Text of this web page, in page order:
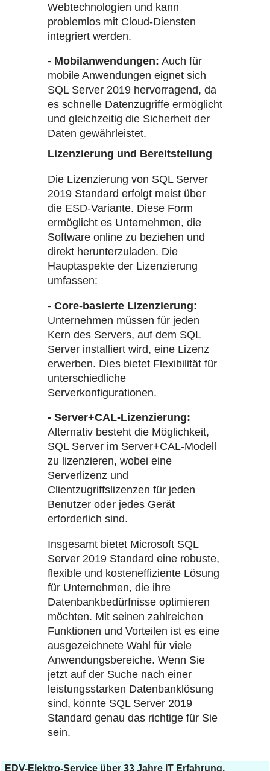
Webtechnologien und kann
problemlos mit Cloud-Diensten
integriert werden.
- Mobilanwendungen: Auch für
mobile Anwendungen eignet sich
SQL Server 2019 hervorragend, da
es schnelle Datenzugriffe ermöglicht
und gleichzeitig die Sicherheit der
Daten gewährleistet.
Lizenzierung und Bereitstellung
Die Lizenzierung von SQL Server
2019 Standard erfolgt meist über
die ESD-Variante. Diese Form
ermöglicht es Unternehmen, die
Software online zu beziehen und
direkt herunterzuladen. Die
Hauptaspekte der Lizenzierung
umfassen:
- Core-basierte Lizenzierung:
Unternehmen müssen für jeden
Kern des Servers, auf dem SQL
Server installiert wird, eine Lizenz
erwerben. Dies bietet Flexibilität für
unterschiedliche
Serverkonfigurationen.
- Server+CAL-Lizenzierung:
Alternativ besteht die Möglichkeit,
SQL Server im Server+CAL-Modell
zu lizenzieren, wobei eine
Serverlizenz und
Clientzugriffslizenzen für jeden
Benutzer oder jedes Gerät
erforderlich sind.
Insgesamt bietet Microsoft SQL
Server 2019 Standard eine robuste,
flexible und kosteneffiziente Lösung
für Unternehmen, die ihre
Datenbankbedürfnisse optimieren
möchten. Mit seinen zahlreichen
Funktionen und Vorteilen ist es eine
ausgezeichnete Wahl für viele
Anwendungsbereiche. Wenn Sie
jetzt auf der Suche nach einer
leistungsstarken Datenbanklösung
sind, könnte SQL Server 2019
Standard genau das richtige für Sie
sein.
EDV-Elektro-Service über 33 Jahre IT Erfahrung.